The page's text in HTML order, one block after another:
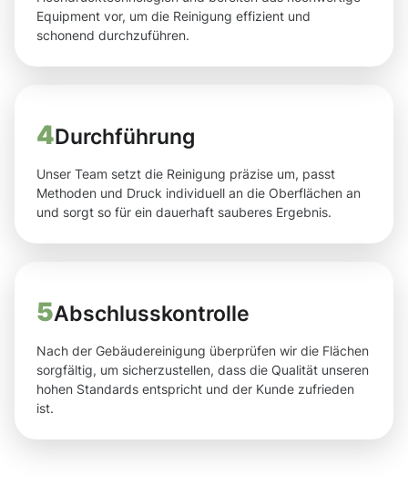
Equipment vor, um die Reinigung effizient und
schonend durchzuführen.
4Durchführung
Unser Team setzt die Reinigung präzise um, passt
Methoden und Druck individuell an die Oberflächen an
und sorgt so für ein dauerhaft sauberes Ergebnis.
5Abschlusskontrolle
Nach der Gebäudereinigung überprüfen wir die Flächen
sorgfältig, um sicherzustellen, dass die Qualität unseren
hohen Standards entspricht und der Kunde zufrieden
ist.